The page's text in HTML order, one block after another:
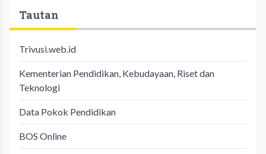
Tautan
Trivusi.web.id
Kementerian Pendidikan, Kebudayaan, Riset dan
Teknologi
Data Pokok Pendidikan
BOS Online